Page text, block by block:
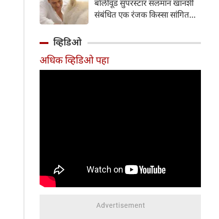
दाखल करून तपास सुरू केला आहे.
बॉलीवूड सुपरस्टार सलमान खानशी
संबंधित एक रंजक किस्सा सांगितला
की अभिनेता एकाच वेळी बिर्याणी
खात होता आणि केसांवर उपचार
सलमानला जेवताना आरशात स्वतःला
व्हिडिओ
अधिक व्हिडिओ पहा